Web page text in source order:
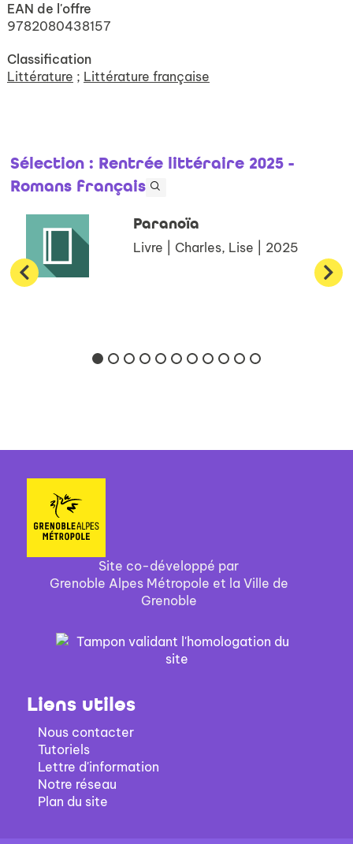
EAN de l'offre
9782080438157
Classification
Littérature ; Littérature française
Sélection : Rentrée littéraire 2025 -
Romans français
Paranoïa
Livre | Charles, Lise | 2025
Site co-développé par
Grenoble Alpes Métropole et la Ville de
Grenoble
Liens utiles
Nous contacter
Tutoriels
Lettre d'information
Notre réseau
Plan du site